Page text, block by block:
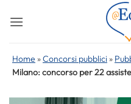
Home »Concorsi pubblici »
Milano: concorso per 22